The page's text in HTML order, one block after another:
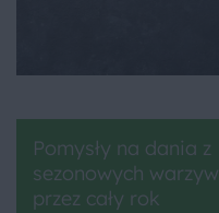
Pomysły na dania z
sezonowych warzyw
przez cały rok